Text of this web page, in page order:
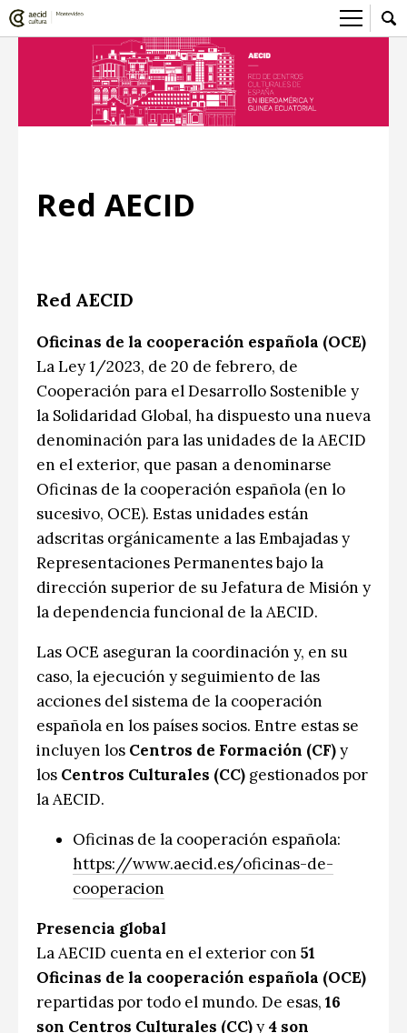
Sobre el Centro Cultural
Equipo
Visítanos
Actividades
> Ir a Actividades
Inscripciones
Participa
Buzón de sugerencias
Convocatorias
Ludoteca
Comicteca
CCE en el interior/libros
Espacio itinerante de lectura infantil
Cine
Escénicas
Exposiciones
Formación
Género y Diversidad
Infantil y Juvenil
Letras
Sin categoría
Red AECID
Red AECID
Oficinas de la cooperación española (OCE)
La Ley 1/2023, de 20 de febrero, de
Cooperación para el Desarrollo Sostenible y
la Solidaridad Global, ha dispuesto una nueva
denominación para las unidades de la AECID
en el exterior, que pasan a denominarse
Oficinas de la cooperación española (en lo
sucesivo, OCE). Estas unidades están
adscritas orgánicamente a las Embajadas y
Representaciones Permanentes bajo la
dirección superior de su Jefatura de Misión y
la dependencia funcional de la AECID.
Las OCE aseguran la coordinación y, en su
caso, la ejecución y seguimiento de las
acciones del sistema de la cooperación
española en los países socios. Entre estas se
incluyen los Centros de Formación (CF)y
los Centros Culturales (CC) gestionados por
la AECID.
Oficinas de la cooperación española:
https://www.aecid.es/oficinas-de-
cooperacion
Presencia global
La AECID cuenta en el exterior con 51
Oficinas de la cooperación española (OCE)
repartidas por todo el mundo. De esas, 16
son Centros Culturales (CC)y 4 son